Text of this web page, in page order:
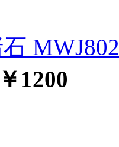
MWJ802
￥1200